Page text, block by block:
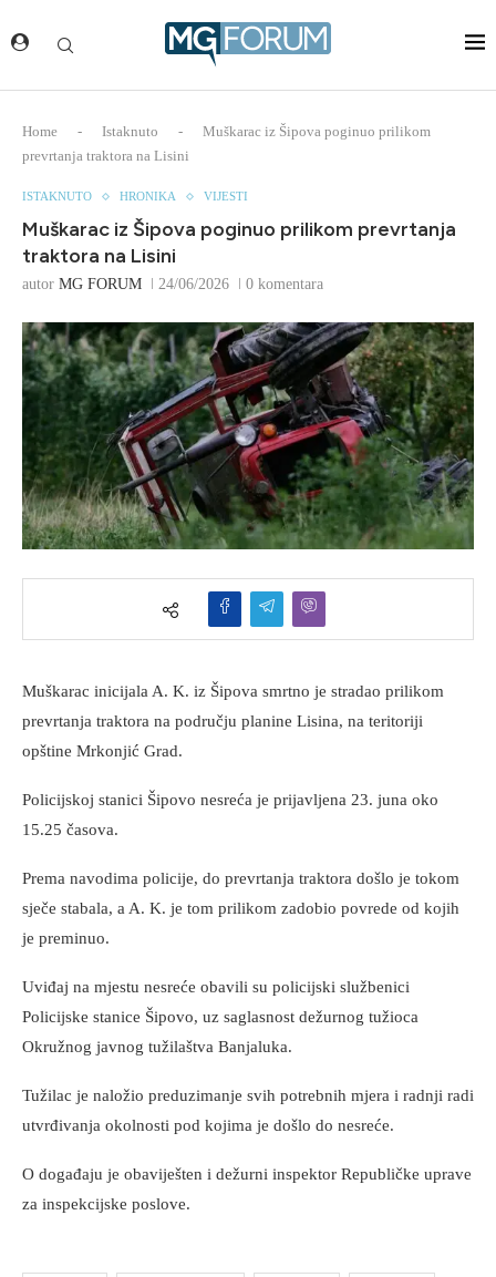
Home - Istaknuto -
Muškarac iz Šipova poginuo prilikom
prevrtanja traktora na Lisini
ISTAKNUTO HRONIKA VIJESTI
Muškarac iz Šipova poginuo prilikom prevrtanja
traktora na Lisini
autor MG FORUM 24/06/2026 0 komentara
Muškarac inicijala A. K. iz Šipova smrtno je stradao prilikom
prevrtanja traktora na području planine Lisina, na teritoriji
opštine Mrkonjić Grad.
Policijskoj stanici Šipovo nesreća je prijavljena 23. juna oko
15.25 časova.
Prema navodima policije, do prevrtanja traktora došlo je tokom
sječe stabala, a A. K. je tom prilikom zadobio povrede od kojih
je preminuo.
Uviđaj na mjestu nesreće obavili su policijski službenici
Policijske stanice Šipovo, uz saglasnost dežurnog tužioca
Okružnog javnog tužilaštva Banjaluka.
Tužilac je naložio preduzimanje svih potrebnih mjera i radnji radi
utvrđivanja okolnosti pod kojima je došlo do nesreće.
O događaju je obaviješten i dežurni inspektor Republičke uprave
za inspekcijske poslove.